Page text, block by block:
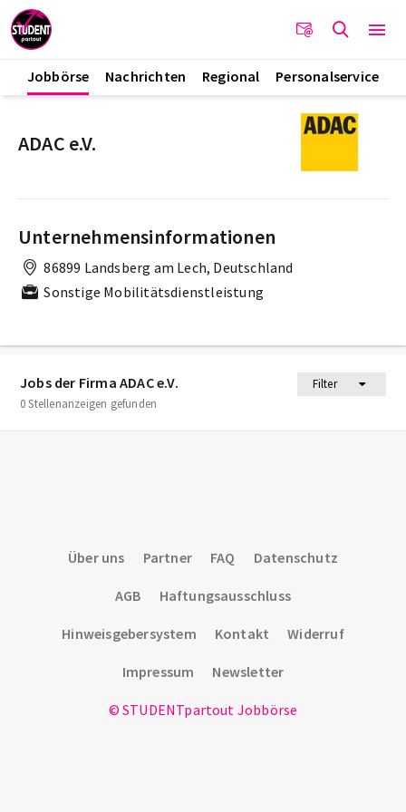
Jobbörse Nachrichten Regional Personalservice
Jobs der Firma ADAC e.V.
Filter
0 Stellenanzeigen gefunden
ADAC e.V.
Unternehmensinformationen
86899 Landsberg am Lech, Deutschland
Sonstige Mobilitätsdienstleistung
Über uns Partner FAQ Datenschutz
AGB Haftungsausschluss
Hinweisgebersystem Kontakt Widerruf
Impressum Newsletter
© STUDENTpartout Jobbörse